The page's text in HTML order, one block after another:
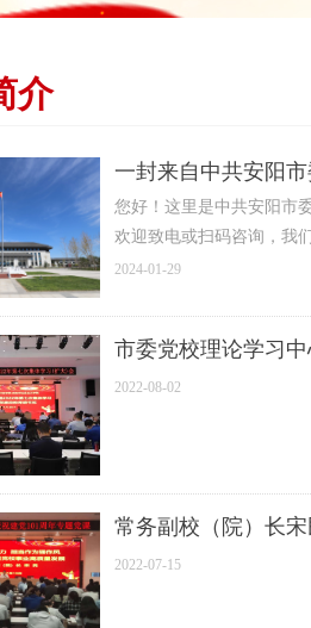
介
一封来自中共安阳
您好！这里是中共安阳市
欢迎致电或扫码咨询，我
2024-01-29
市委党校理论学习
2022-08-02
常务副校（院）长
2022-07-15